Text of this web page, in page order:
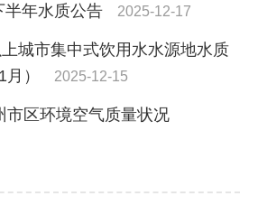
半年水质公告 2025-12-17
城市集中式饮用水水源地水质
）
2025-12-15
市区环境空气质量状况